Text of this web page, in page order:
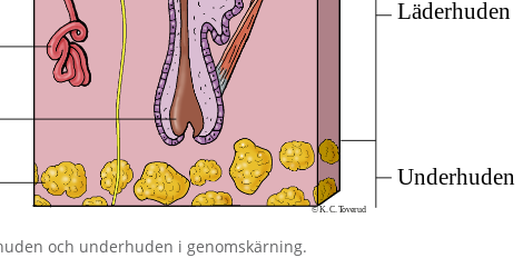
och underhuden i genomskärning.